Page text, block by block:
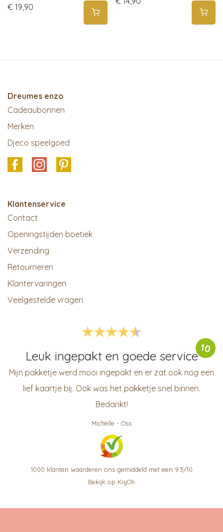
€ 19,90
Dreumes enzo
Cadeaubonnen
Merken
Djeco speelgoed
Klantenservice
Contact
Openingstijden boetiek
Verzending
Retourneren
Klantervaringen
Veelgestelde vragen
10
Leuk ingepakt en goede service
Mijn pakketje werd mooi ingepakt en er zat ook nog een
lief kaartje bij. Ook was het pakketje snel binnen.
Bedankt!
Michèlle - Oss
1000 klanten waarderen ons gemiddeld met een 9.3/10
Bekijk op KiyOh